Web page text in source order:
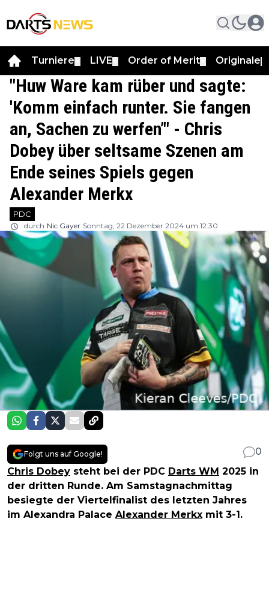
Turniere LIVE Order of Merit Originale
"Huw Ware kam rüber und sagte:
'Komm einfach runter. Sie fangen
an, Sachen zu werfen’" - Chris
Dobey über seltsame Szenen am
Ende seines Spiels gegen
Alexander Merkx
PDC
durch Nic Gayer Sonntag, 22 Dezember 2024 um 12:30
Folgt uns auf Google!
0
Chris Dobey steht bei der PDC Darts WM 2025 in
der dritten Runde. Am Samstagnachmittag
besiegte der Viertelfinalist des letzten Jahres
im Alexandra Palace Alexander Merkx mit 3-1.